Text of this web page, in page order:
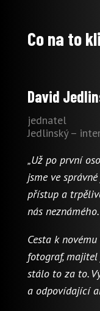
Co na to
David
jednatel
Jedlinský –
„Už po první
jsme ve
přístup a
nás neznámého.
Cesta k
fotograf, majitel
stálo to za to.
a odpovídající